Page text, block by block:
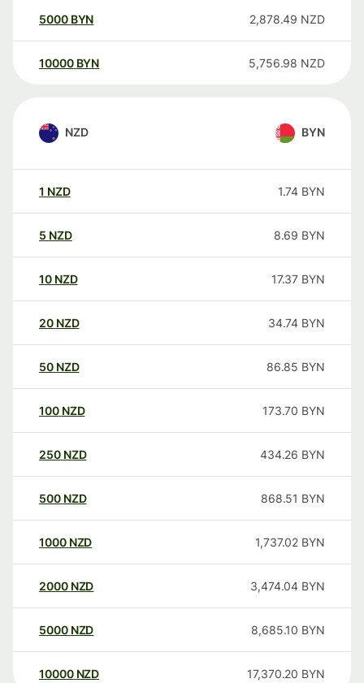
5000 BYN 2,878.49 NZD
10000 BYN 5,756.98 NZD
NZD BYN
1 NZD 1.74 BYN
5 NZD 8.69 BYN
10 NZD 17.37 BYN
20 NZD 34.74 BYN
50 NZD 86.85 BYN
100 NZD 173.70 BYN
250 NZD 434.26 BYN
500 NZD 868.51 BYN
1000 NZD 1,737.02 BYN
2000 NZD 3,474.04 BYN
5000 NZD 8,685.10 BYN
10000 NZD 17,370.20 BYN